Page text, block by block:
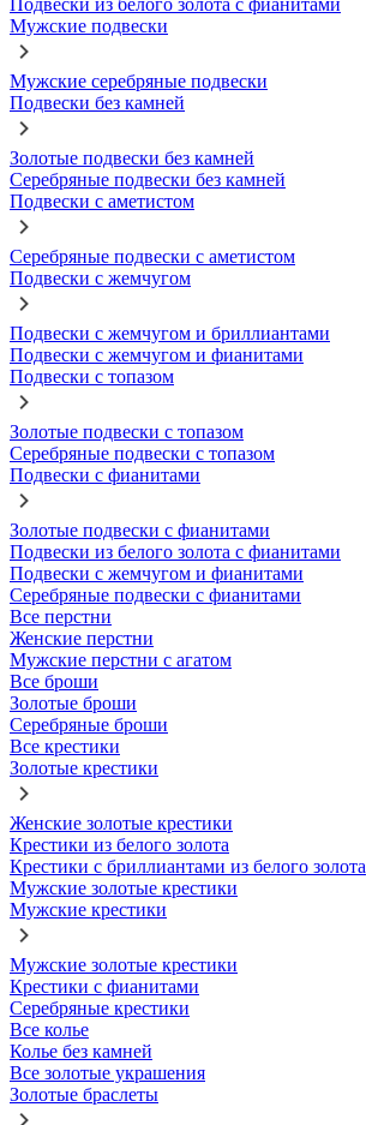
Подвески из белого золота с фианитами
Мужские подвески
Мужские серебряные подвески
Подвески без камней
Золотые подвески без камней
Серебряные подвески без камней
Подвески с аметистом
Серебряные подвески с аметистом
Подвески с жемчугом
Подвески с жемчугом и бриллиантами
Подвески с жемчугом и фианитами
Подвески с топазом
Золотые подвески с топазом
Серебряные подвески с топазом
Подвески с фианитами
Золотые подвески с фианитами
Подвески из белого золота с фианитами
Подвески с жемчугом и фианитами
Серебряные подвески с фианитами
Все перстни
Женские перстни
Мужские перстни с агатом
Все броши
Золотые броши
Серебряные броши
Все крестики
Золотые крестики
Женские золотые крестики
Крестики из белого золота
Крестики с бриллиантами из белого золота
Мужские золотые крестики
Мужские крестики
Мужские золотые крестики
Крестики с фианитами
Серебряные крестики
Все колье
Колье без камней
Все золотые украшения
Золотые браслеты